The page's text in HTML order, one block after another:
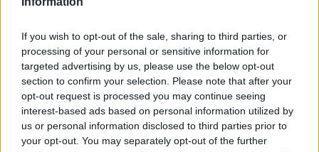
If you wish to opt-out of the sale, sharing to third parties, or
processing of your personal or sensitive information for
targeted advertising by us, please use the below opt-out
section to confirm your selection. Please note that after your
opt-out request is processed you may continue seeing
interest-based ads based on personal information utilized by
us or personal information disclosed to third parties prior to
your opt-out. You may separately opt-out of the further